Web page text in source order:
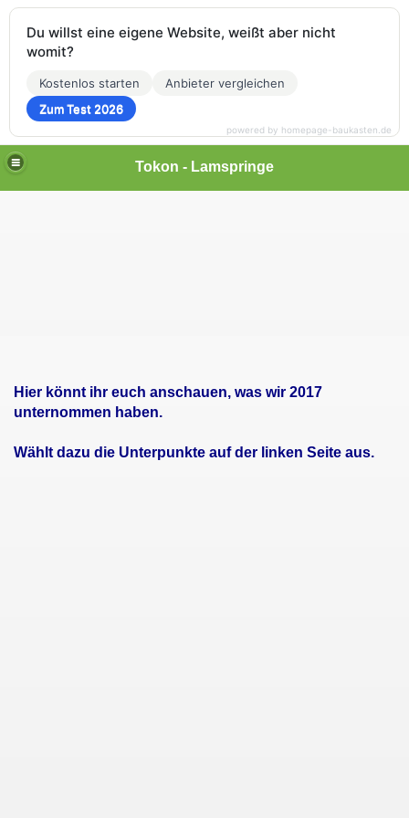
Tokon - Lamspringe
Hier könnt ihr euch anschauen, was wir 2017
unternommen haben.
Wählt dazu die Unterpunkte auf der linken Seite aus.
Du willst eine eigene Website, weißt aber nicht
womit?
Kostenlos starten
Anbieter vergleichen
Zum Test 2026
powered by homepage-baukasten.de